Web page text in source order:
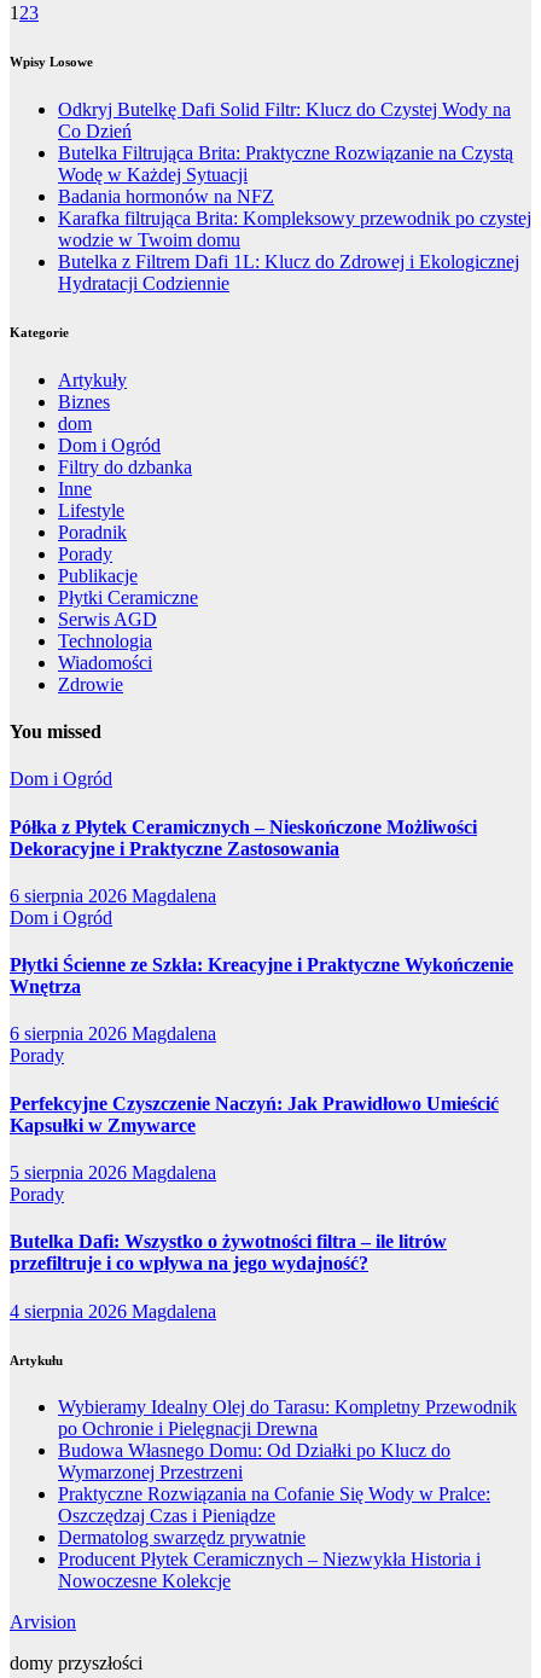
Stronicowanie
wpisów
1 23
Wpisy Losowe
Odkryj Butelkę Dafi Solid Filtr: Klucz do Czystej Wody na
Co Dzień
Butelka Filtrująca Brita: Praktyczne Rozwiązanie na Czystą
Wodę w Każdej Sytuacji
Badania hormonów na NFZ
Karafka filtrująca Brita: Kompleksowy przewodnik po czystej
wodzie w Twoim domu
Butelka z Filtrem Dafi 1L: Klucz do Zdrowej i Ekologicznej
Hydratacji Codziennie
Kategorie
Artykuły
Biznes
dom
Dom i Ogród
Filtry do dzbanka
Inne
Lifestyle
Poradnik
Porady
Publikacje
Płytki Ceramiczne
Serwis AGD
Technologia
Wiadomości
Zdrowie
You missed
Dom i Ogród
Półka z Płytek Ceramicznych – Nieskończone Możliwości
Dekoracyjne i Praktyczne Zastosowania
6 sierpnia 2026 Magdalena
Dom i Ogród
Płytki Ścienne ze Szkła: Kreacyjne i Praktyczne Wykończenie
Wnętrza
6 sierpnia 2026 Magdalena
Porady
Perfekcyjne Czyszczenie Naczyń: Jak Prawidłowo Umieścić
Kapsułki w Zmywarce
5 sierpnia 2026 Magdalena
Porady
Butelka Dafi: Wszystko o żywotności filtra – ile litrów
przefiltruje i co wpływa na jego wydajność?
4 sierpnia 2026 Magdalena
Artykułu
Wybieramy Idealny Olej do Tarasu: Kompletny Przewodnik
po Ochronie i Pielęgnacji Drewna
Budowa Własnego Domu: Od Działki po Klucz do
Wymarzonej Przestrzeni
Praktyczne Rozwiązania na Cofanie Się Wody w Pralce:
Oszczędzaj Czas i Pieniądze
Dermatolog swarzędz prywatnie
Producent Płytek Ceramicznych – Niezwykła Historia i
Nowoczesne Kolekcje
Arvision
domy przyszłości